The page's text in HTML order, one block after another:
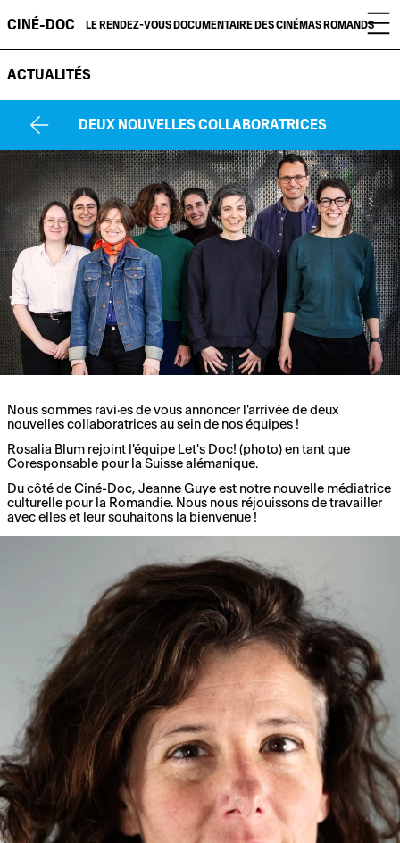
CINÉ-DOC LE RENDEZ-VOUS DOCUMENTAIRE DES CINÉMAS ROMANDS
ACTUALITÉS
DEUX NOUVELLES COLLABORATRICES
Nous sommes ravi·es de vous annoncer l'arrivée de deux
nouvelles collaboratrices au sein de nos équipes !
Rosalia Blum rejoint l'équipe Let's Doc! (photo) en tant que
Coresponsable pour la Suisse alémanique.
Du côté de Ciné-Doc, Jeanne Guye est notre nouvelle médiatrice
culturelle pour la Romandie. Nous nous réjouissons de travailler
avec elles et leur souhaitons la bienvenue !